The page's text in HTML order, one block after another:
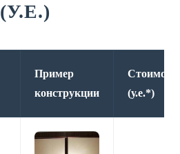
(У.Е.)
Пример
конструкции
(у.е.*)